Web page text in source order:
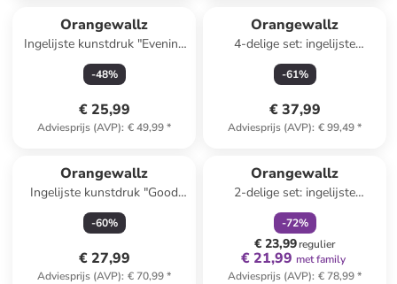
Orangewallz
Ingelijste kunstdruk "Evening
Cranes Green"
-48%
€ 25,99
Adviesprijs (AVP): € 49,99*
Orangewallz
4-delige set: ingelijste
kunstdrukken "The Art of
Cats"
-61%
€ 37,99
Adviesprijs (AVP): € 99,49*
Orangewallz
Ingelijste kunstdruk "Good
Morning Coffee"
-60%
€ 27,99
Adviesprijs (AVP): € 70,99*
Orangewallz
2-delige set: ingelijste
kunstdrukken "Soft Organics"
-72%
€ 23,99regulier
€ 21,99 met family
Adviesprijs (AVP): € 78,99*